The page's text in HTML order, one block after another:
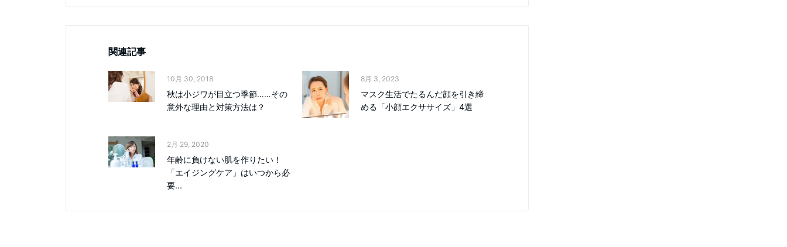
関連記事
10月 30, 2018
秋は小ジワが目立つ季節……その
意外な理由と対策方法は？
8月 3, 2023
マスク生活でたるんだ顔を引き締
める「小顔エクササイズ」4選
2月 29, 2020
年齢に負けない肌を作りたい！
「エイジングケア」はいつから必
要...